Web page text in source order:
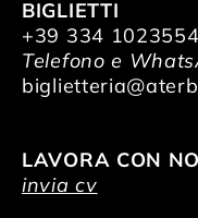
BIGLIETTI
+39 334 1023554
Telefono e
LAVORA CON
invia cv